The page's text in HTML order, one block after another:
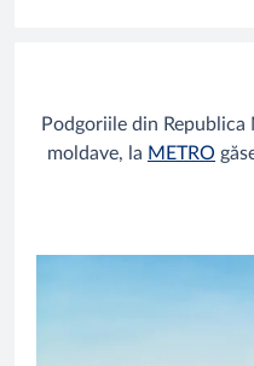
Podgoriile din
moldave, la METRO